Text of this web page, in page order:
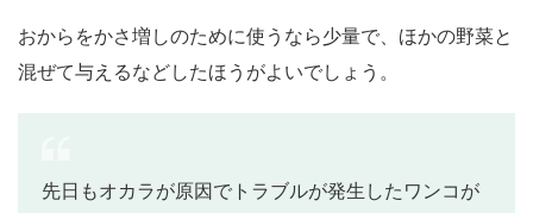
おからをかさ増しのために使うなら少量で、ほかの野菜と
混ぜて与えるなどしたほうがよいでしょう。
先日もオカラが原因でトラブルが発生したワンコが